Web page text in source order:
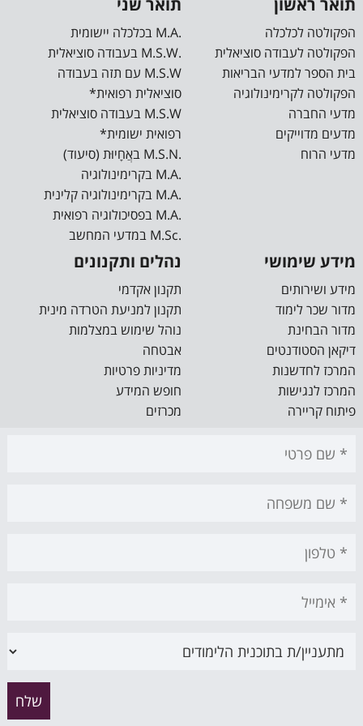
הפקולטה לכלכלה
הפקולטה לעבודה סוציאלית
בית הספר למדעי הבריאות
הפקולטה לקרימינולוגיה
מדעי החברה
מדעים מדוייקים
מדעי הרוח
.M.A בכלכלה יישומית
.M.S.W בעבודה סוציאלית
M.S.W עם תזה בעבודה
סוציאלית רפואית*
M.S.W בעבודה סוציאלית
רפואית ישומית*
.M.S.N באֲחָיוּת (סיעוד)
.M.A בקרימינולוגיה
.M.A בקרימינולוגיה קלינית
.M.A בפסיכולוגיה רפואית
.M.Sc במדעי המחשב
מידע שימושי
מידע ושירותים
מדור שכר לימוד
מדור הבחינת
דיקאן הסטודנטים
המרכז לחדשנות
המרכז לנגישות
פיתוח קריירה
נהלים ותקנונים
תקנון אקדמי
תקנון למניעת הטרדה מינית
נוהל שימוש במצלמות
אבטחה
מדיניות פרטיות
חופש המידע
מכרזים